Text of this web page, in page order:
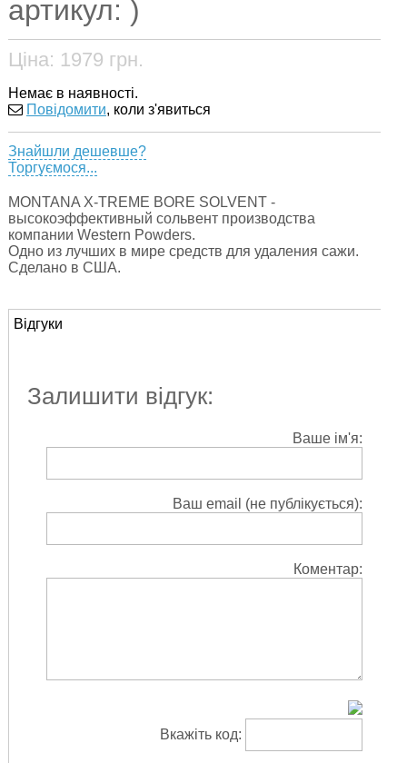
артикул: )
Ціна: 1979 грн.
Немає в наявності.
Повідомити, коли з'явиться
Знайшли дешевше?
Торгуємося...
MONTANA X-TREME BORE SOLVENT -
высокоэффективный сольвент производства
компании Western Powders.
Одно из лучших в мире средств для удаления сажи.
Сделано в США.
Відгуки
Залишити відгук:
Ваше ім'я:
Ваш email (не публікується):
Коментар:
Вкажіть код: